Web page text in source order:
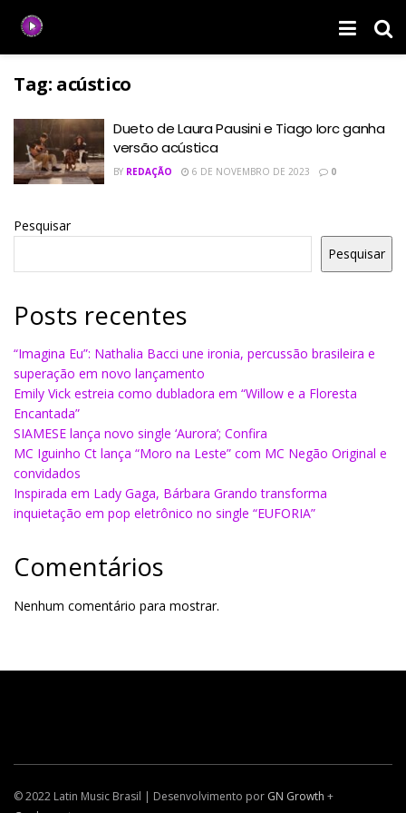
Tag: acústico
Dueto de Laura Pausini e Tiago Iorc ganha
versão acústica
BY REDAÇÃO 6 DE NOVEMBRO DE 2023 0
Pesquisar
Pesquisar
Posts recentes
“Imagina Eu”: Nathalia Bacci une ironia, percussão brasileira e
superação em novo lançamento
Emily Vick estreia como dubladora em “Willow e a Floresta
Encantada”
SIAMESE lança novo single ‘Aurora’; Confira
MC Iguinho Ct lança “Moro na Leste” com MC Negão Original e
convidados
Inspirada em Lady Gaga, Bárbara Grando transforma
inquietação em pop eletrônico no single “EUFORIA”
Comentários
Nenhum comentário para mostrar.
© 2022 Latin Music Brasil | Desenvolvimento por GN Growth +